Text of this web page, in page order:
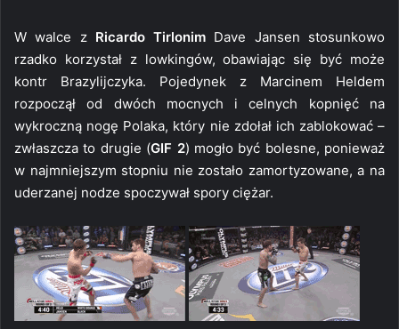
W walce z Ricardo Tirlonim Dave Jansen stosunkowo
rzadko korzystał z lowkingów, obawiając się być może
kontr Brazylijczyka. Pojedynek z Marcinem Heldem
rozpoczął od dwóch mocnych i celnych kopnięć na
wykroczną nogę Polaka, który nie zdołał ich zablokować –
zwłaszcza to drugie (GIF 2) mogło być bolesne, ponieważ
w najmniejszym stopniu nie zostało zamortyzowane, a na
uderzanej nodze spoczywał spory ciężar.